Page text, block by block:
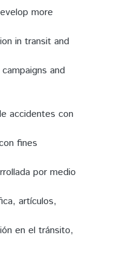
more
in transit and
and
accidentes con
fines
por medio
artículos,
en el tránsito,